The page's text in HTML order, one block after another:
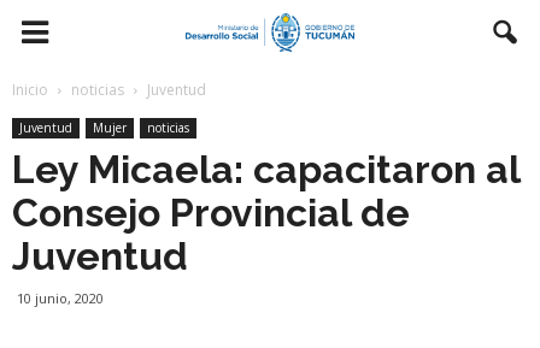
Inicio noticias Juventud
Juventud Mujer noticias
Ley Micaela: capacitaron al
Consejo Provincial de
Juventud
10 junio, 2020